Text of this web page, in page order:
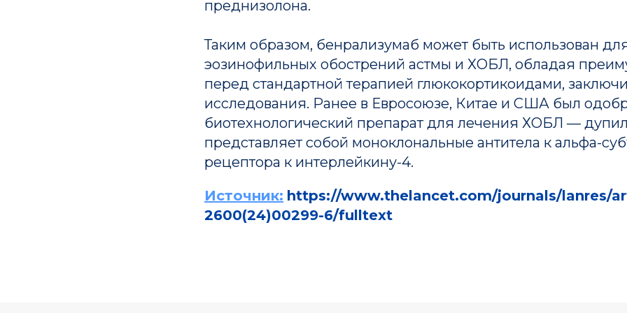
преднизолона.
Таким образом, бенрализумаб может быть использован
эозинофильных обострений астмы и ХОБЛ, обладая
перед стандартной терапией глюкокортикоидами,
исследования. Ранее в Евросоюзе, Китае и США был
биотехнологический препарат для лечения ХОБЛ —
представляет собой моноклональные антитела к альфа-
рецептора к интерлейкину-4.
Источник: https://www.thelancet.com/journals/lanres/
2600(24)00299-6/fulltext
Публикации
Информация
Структура
Совет Российской академии наук
по персонализированной медицине